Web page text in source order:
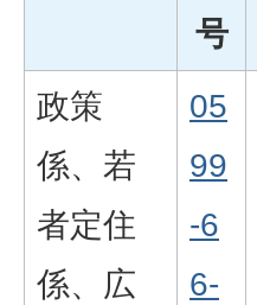
号
政策
係、若
者定住
係、広
05
99
-6
6-